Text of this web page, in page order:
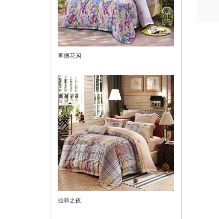
查德花园
拉菲之夜